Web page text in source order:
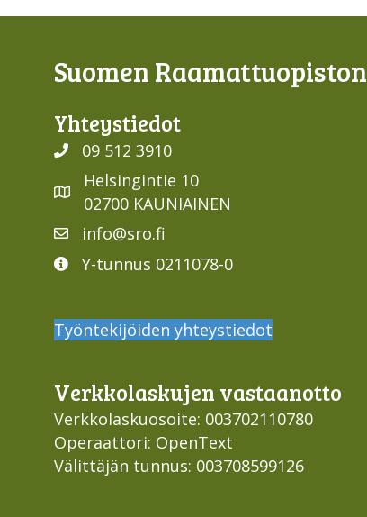
Suomen
Yhteys­tiedot
09 512 3910
Helsingintie 10
02700 KAUNIAINEN
info@sro.fi
Y-tunnus 0211078-0
Työntekijöiden yhteystiedot
Verkko­laskujen vastaan­otto
Verkkolaskuosoite: 003702110780
Operaattori: OpenText
Välittäjän tunnus: 003708599126